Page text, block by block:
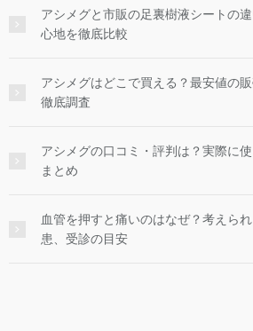
アシメグと市販の足裏樹液シートの
心地を徹底比較
アシメグはどこで買える？最安値の
徹底調査
アシメグの口コミ・評判は？実際に
まとめ
血管を押すと痛いのはなぜ？考えら
患、受診の目安